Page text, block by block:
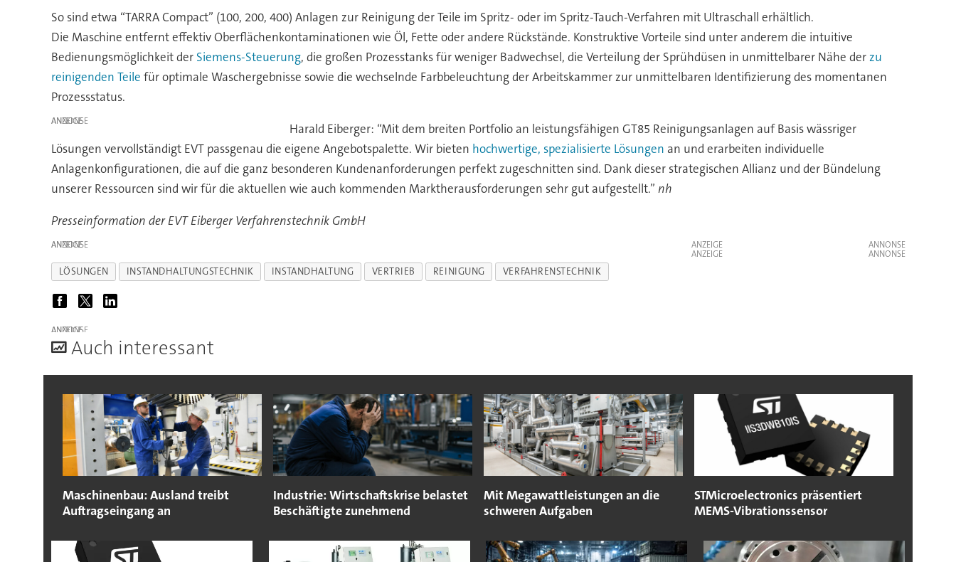
So sind etwa “TARRA Compact” (100, 200, 400) Anlagen zur Reinigung der Teile im Spritz- oder im Spritz-Tauch-Verfahren mit Ultraschall erhältlich.
Die Maschine entfernt effektiv Oberflächenkontaminationen wie Öl, Fette oder andere Rückstände. Konstruktive Vorteile sind unter anderem die intuitive
Bedienungsmöglichkeit der Siemens-Steuerung, die großen Prozesstanks für weniger Badwechsel, die Verteilung der Sprühdüsen in unmittelbarer Nähe derzu
reinigenden Teile für optimale Waschergebnisse sowie die wechselnde Farbbeleuchtung der Arbeitskammer zur unmittelbaren Identifizierung des momentanen
Prozessstatus.
ANZEIGE
Harald Eiberger: “Mit dem breiten Portfolio an leistungsfähigen GT85 Reinigungsanlagen auf Basis wässriger
Lösungen vervollständigt EVT passgenau die eigene Angebotspalette. Wir bieten hochwertige, spezialisierte Lösungen an und erarbeiten individuelle
Anlagenkonfigurationen, die auf die ganz besonderen Kundenanforderungen perfekt zugeschnitten sind. Dank dieser strategischen Allianz und der Bündelung
unserer Ressourcen sind wir für die aktuellen wie auch kommenden Marktherausforderungen sehr gut aufgestellt.” nh
Presseinformation der EVT Eiberger Verfahrenstechnik GmbH
ANZEIGE
ANZEIGE
ANZEIGE
LÖSUNGEN INSTANDHALTUNGSTECHNIK INSTANDHALTUNG VERTRIEB REINIGUNG VERFAHRENSTECHNIK
ANZEIGE
Auch interessant
Maschinenbau: Ausland treibt
Auftragseingang an
Industrie: Wirtschaftskrise belastet
Beschäftigte zunehmend
Mit Megawattleistungen an die
schweren Aufgaben
STMicroelectronics präsentiert
MEMS-Vibrationssensor